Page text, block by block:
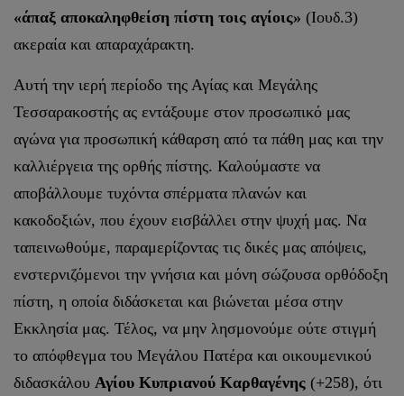
«άπαξ αποκαληφθείση πίστη τοις αγίοις» (Ιουδ.3)
ακεραία και απαραχάρακτη.
Αυτή την ιερή περίοδο της Αγίας και Μεγάλης
Τεσσαρακοστής ας εντάξουμε στον προσωπικό μας
αγώνα για προσωπική κάθαρση από τα πάθη μας και την
καλλιέργεια της ορθής πίστης. Καλούμαστε να
αποβάλλουμε τυχόντα σπέρματα πλανών και
κακοδοξιών, που έχουν εισβάλλει στην ψυχή μας. Να
ταπεινωθούμε, παραμερίζοντας τις δικές μας απόψεις,
ενστερνιζόμενοι την γνήσια και μόνη σώζουσα ορθόδοξη
πίστη, η οποία διδάσκεται και βιώνεται μέσα στην
Εκκλησία μας. Τέλος, να μην λησμονούμε ούτε στιγμή
το απόφθεγμα του Μεγάλου Πατέρα και οικουμενικού
διδασκάλου Αγίου Κυπριανού Καρθαγένης (+258), ότι